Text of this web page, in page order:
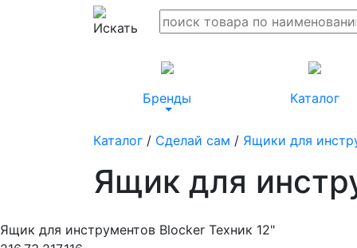
Бренды Каталог
Каталог / Сделай сам / Ящики для
Ящик для
Ящик для инструментов Blocker Техник 12"